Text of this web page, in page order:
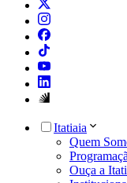
Itatiaia
Quem
Ouça a